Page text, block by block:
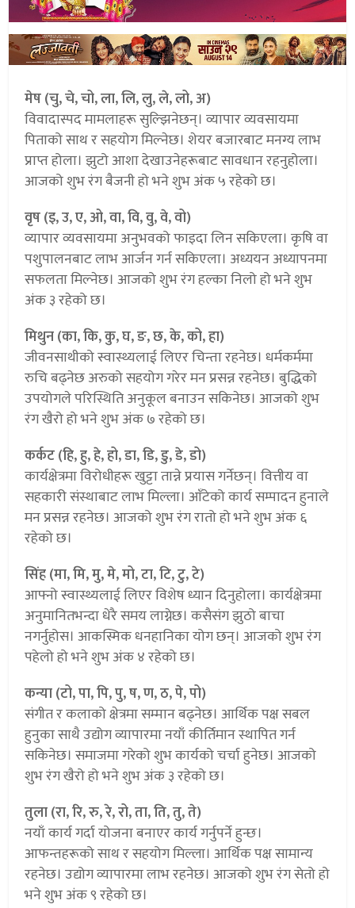
मेष (चु, चे, चो, ला, लि, लु, ले, लो, अ)
विवादास्पद मामलाहरू सुल्झिनेछन्। व्यापार व्यवसायमा
पिताको साथ र सहयोग मिल्नेछ। शेयर बजारबाट मनग्य लाभ
प्राप्त होला। झुटो आशा देखाउनेहरूबाट सावधान रहनुहोला।
आजको शुभ रंग बैजनी हो भने शुभ अंक ५ रहेको छ।
वृष (इ, उ, ए, ओ, वा, वि, वु, वे, वो)
व्यापार व्यवसायमा अनुभवको फाइदा लिन सकिएला। कृषि वा
पशुपालनबाट लाभ आर्जन गर्न सकिएला। अध्ययन अध्यापनमा
सफलता मिल्नेछ। आजको शुभ रंग हल्का निलो हो भने शुभ
अंक ३ रहेको छ।
मिथुन (का, कि, कु, घ, ङ, छ, के, को, हा)
जीवनसाथीको स्वास्थ्यलाई लिएर चिन्ता रहनेछ। धर्मकर्ममा
रुचि बढ्नेछ अरुको सहयोग गरेर मन प्रसन्न रहनेछ। बुद्धिको
उपयोगले परिस्थिति अनुकूल बनाउन सकिनेछ। आजको शुभ
रंग खैरो हो भने शुभ अंक ७ रहेको छ।
कर्कट (हि, हु, हे, हो, डा, डि, डु, डे, डो)
कार्यक्षेत्रमा विरोधीहरू खुट्टा तान्ने प्रयास गर्नेछन्। वित्तीय वा
सहकारी संस्थाबाट लाभ मिल्ला। आँटेको कार्य सम्पादन हुनाले
मन प्रसन्न रहनेछ। आजको शुभ रंग रातो हो भने शुभ अंक ६
रहेको छ।
सिंह (मा, मि, मु, मे, मो, टा, टि, टु, टे)
आफ्नो स्वास्थ्यलाई लिएर विशेष ध्यान दिनुहोला। कार्यक्षेत्रमा
अनुमानितभन्दा धेरै समय लाग्नेछ। कसैसंग झुठो बाचा
नगर्नुहोस। आकस्मिक धनहानिका योग छन्। आजको शुभ रंग
पहेलो हो भने शुभ अंक ४ रहेको छ।
कन्या (टो, पा, पि, पु, ष, ण, ठ, पे, पो)
संगीत र कलाको क्षेत्रमा सम्मान बढ्नेछ। आर्थिक पक्ष सबल
हुनुका साथै उद्योग व्यापारमा नयाँ कीर्तिमान स्थापित गर्न
सकिनेछ। समाजमा गरेको शुभ कार्यको चर्चा हुनेछ। आजको
शुभ रंग खैरो हो भने शुभ अंक ३ रहेको छ।
तुला (रा, रि, रु, रे, रो, ता, ति, तु, ते)
नयाँ कार्य गर्दा योजना बनाएर कार्य गर्नुपर्ने हुन्छ।
आफन्तहरूको साथ र सहयोग मिल्ला। आर्थिक पक्ष सामान्य
रहनेछ। उद्योग व्यापारमा लाभ रहनेछ। आजको शुभ रंग सेतो हो
भने शुभ अंक ९ रहेको छ।